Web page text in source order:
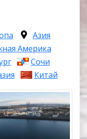
Азия
Америка
Сочи
Китай